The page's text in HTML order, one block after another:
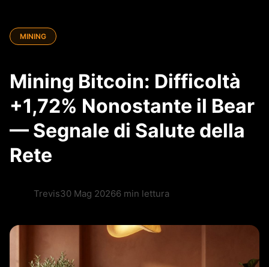
MINING
Mining Bitcoin: Difficoltà
+1,72% Nonostante il Bear
— Segnale di Salute della
Rete
Trevis30 Mag 20266 min lettura